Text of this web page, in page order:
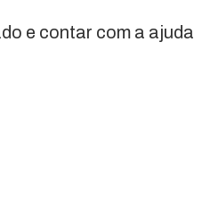
e contar com a ajuda